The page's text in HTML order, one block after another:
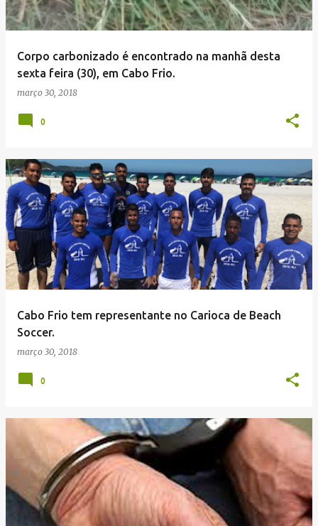
Corpo carbonizado é encontrado na manhã desta
sexta feira (30), em Cabo Frio.
março 30, 2018
0
Cabo Frio tem representante no Carioca de Beach
Soccer.
março 30, 2018
0